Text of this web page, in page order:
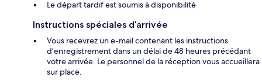
Le départ tardif est soumis à disponibilité
Instructions spéciales d’arrivée
Vous recevrez un e-mail contenant les instructions
d’enregistrement dans un délai de 48 heures précédant
votre arrivée. Le personnel de la réception vous accueillera
sur place.